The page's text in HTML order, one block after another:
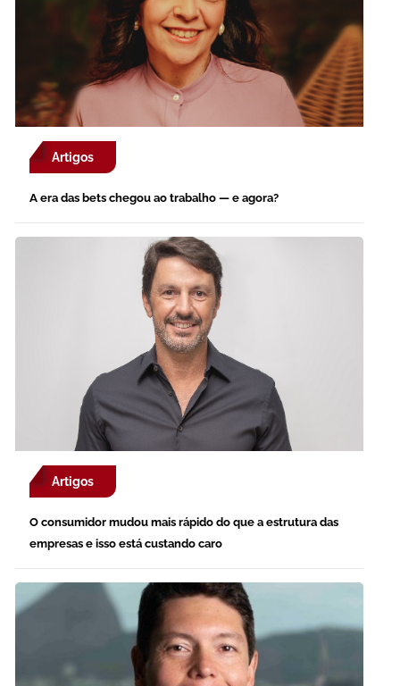
Artigos
A era das bets chegou ao trabalho — e agora?
Artigos
O consumidor mudou mais rápido do que a estrutura das
empresas e isso está custando caro